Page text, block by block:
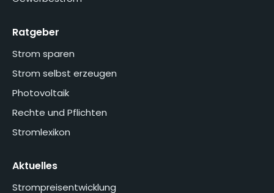
Ratgeber
Strom sparen
Strom selbst erzeugen
Photovoltaik
Rechte und Pflichten
Stromlexikon
Aktuelles
Strompreisentwicklung